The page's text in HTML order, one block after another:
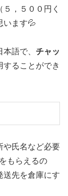
，５００円く
います💦
本語で、 チャッ
することができ
氏名など必要
もらえるの
送先を倉庫にす